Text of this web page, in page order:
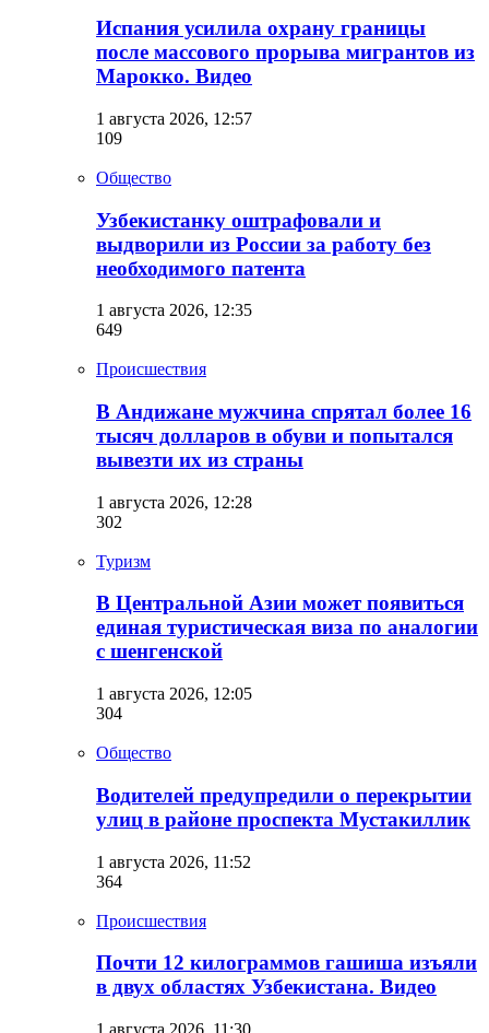
Испания усилила охрану границы
после массового прорыва мигрантов из
Марокко. Видео
1 августа 2026, 12:57
109
Общество
Узбекистанку оштрафовали и
выдворили из России за работу без
необходимого патента
1 августа 2026, 12:35
649
Происшествия
В Андижане мужчина спрятал более 16
тысяч долларов в обуви и попытался
вывезти их из страны
1 августа 2026, 12:28
302
Туризм
В Центральной Азии может появиться
единая туристическая виза по аналогии
с шенгенской
1 августа 2026, 12:05
304
Общество
Водителей предупредили о перекрытии
улиц в районе проспекта Мустакиллик
1 августа 2026, 11:52
364
Происшествия
Почти 12 килограммов гашиша изъяли
в двух областях Узбекистана. Видео
1 августа 2026, 11:30